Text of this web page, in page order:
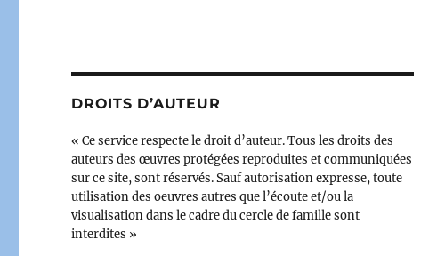
DROITS D’AUTEUR
« Ce service respecte le droit d’auteur. Tous les droits des
auteurs des œuvres protégées reproduites et communiquées
sur ce site, sont réservés. Sauf autorisation expresse, toute
utilisation des oeuvres autres que l’écoute et/ou la
visualisation dans le cadre du cercle de famille sont
interdites »